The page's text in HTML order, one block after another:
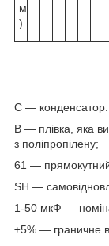
м
)
С — конденсатор.
В — плівка, яка
з поліпропілену;
61 —
SH —
1-50 мкФ —
±5% — граничне